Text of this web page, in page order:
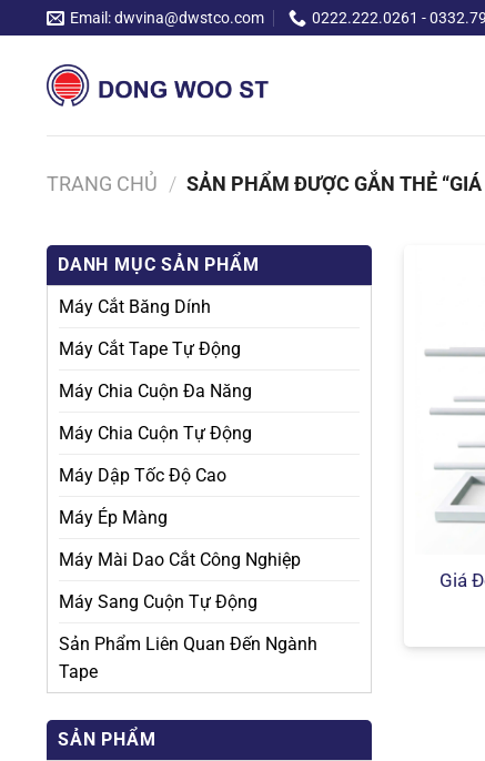
Chuyển
đến
Email: dwvina@dwstco.com 0222.222.0261 -
TRANG CHỦ / SẢN PHẨM ĐƯỢC GẮN THẺ
DANH MỤC SẢN PHẨM
Máy Cắt Băng Dính
Máy Cắt Tape Tự Động
Máy Chia Cuộn Đa Năng
Máy Chia Cuộn Tự Động
Máy Dập Tốc Độ Cao
Máy Ép Màng
Máy Mài Dao Cắt Công Nghiệp
Máy Sang Cuộn Tự Động
Sản Phẩm Liên Quan Đến Ngành
Tape
SẢN PHẨM
Giá